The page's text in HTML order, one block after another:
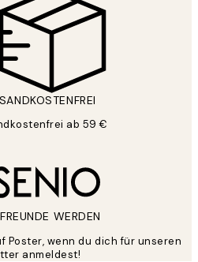
ab 59 €
WERDEN
Poster, wenn du dich für unseren
anmeldest!